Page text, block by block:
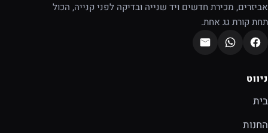
אביזרים, מכירת חדשים ויד שנייה ובדיקה לפני קנייה, הכול
תחת קורת גג אחת.
ניווט
בית
החנות